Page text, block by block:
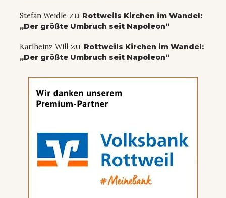
Stefan Weidle zu Rottweils Kirchen im Wandel:
„Der größte Umbruch seit Napoleon“
Karlheinz Will zu Rottweils Kirchen im Wandel:
„Der größte Umbruch seit Napoleon“